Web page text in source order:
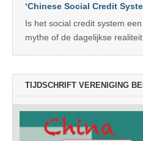
‘Chinese Social Credit
Is het social credit system
mythe of de dagelijkse
TIJDSCHRIFT VERENIGING